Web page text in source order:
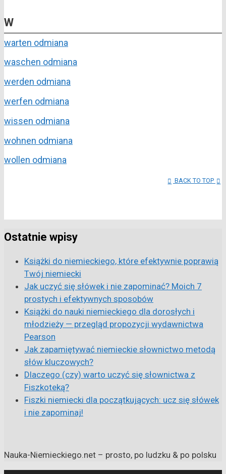
W
warten odmiana
waschen odmiana
werden odmiana
werfen odmiana
wissen odmiana
wohnen odmiana
wollen odmiana
BACK TO TOP
Ostatnie wpisy
Książki do niemieckiego, które efektywnie poprawią
Twój niemiecki
Jak uczyć się słówek i nie zapominać? Moich 7
prostych i efektywnych sposobów
Książki do nauki niemieckiego dla dorosłych i
młodzieży — przegląd propozycji wydawnictwa
Pearson
Jak zapamiętywać niemieckie słownictwo metodą
słów kluczowych?
Dlaczego (czy) warto uczyć się słownictwa z
Fiszkoteką?
Fiszki niemiecki dla początkujących: ucz się słówek
i nie zapominaj!
Nauka-Niemieckiego.net – prosto, po ludzku & po polsku